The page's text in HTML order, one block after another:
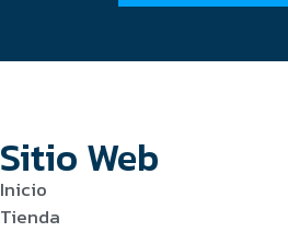
Sitio Web
Inicio
Tienda